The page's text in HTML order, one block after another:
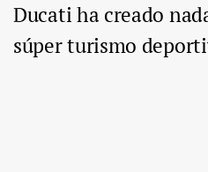
Ducati ha creado
súper turismo